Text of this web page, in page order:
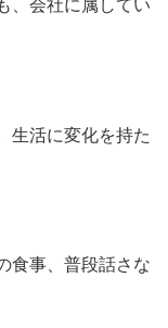
生活に変化を持た
食事、普段話さな